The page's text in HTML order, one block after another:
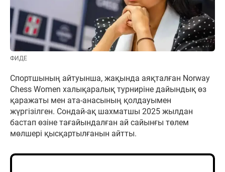
ФИДЕ
Спортшының айтуынша, жақында аяқталған Norway
Chess Women халықаралық турниріне дайындық өз
қаражаты мен ата-анасының қолдауымен
жүргізілген. Сондай-ақ шахматшы 2025 жылдан
бастап өзіне тағайындалған ай сайынғы төлем
мөлшері қысқартылғанын айтты.